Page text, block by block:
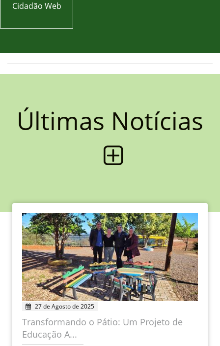
Cidadão Web
Últimas Notícias
27 de Agosto de 2025
Transformando o Pátio: Um Projeto de
Educação A...